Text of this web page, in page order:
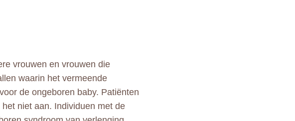
vrouwen en vrouwen die
waarin het vermeende
de ongeboren baby. Patiënten
niet aan. Individuen met de